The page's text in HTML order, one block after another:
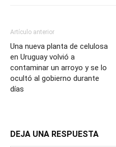
Artículo anterior
Una nueva planta de celulosa
en Uruguay volvió a
contaminar un arroyo y se lo
ocultó al gobierno durante
días
DEJA UNA RESPUESTA